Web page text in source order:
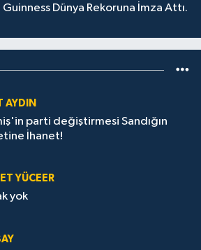
Guinness Dünya Rekoruna İmza Attı.
AYDIN
parti değiştirmesi Sandığın
İhanet!
YÜCEER
yok